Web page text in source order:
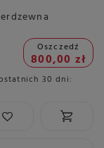
Oszczedź
800,00 zł
30 dni: